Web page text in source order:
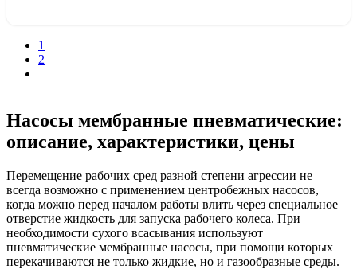
1
2
Насосы мембранные пневматические:
описание, характеристики, цены
Перемещение рабочих сред разной степени агрессии не
всегда возможно с применением центробежных насосов,
когда можно перед началом работы влить через специальное
отверстие жидкость для запуска рабочего колеса. При
необходимости сухого всасывания используют
пневматические мембранные насосы, при помощи которых
перекачиваются не только жидкие, но и газообразные среды.